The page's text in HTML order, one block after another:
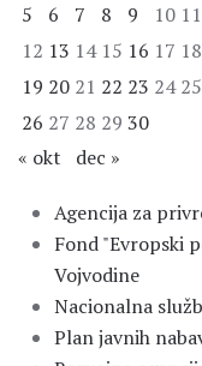
5
6 7 8 9 10 11
12 13 14 15 16 17 18
19 20 21 22 23 24 25
26 27 28 29 30
« okt
dec »
Agencija za
Fond "Evropski
Vojvodine
Nacionalna
Plan javnih